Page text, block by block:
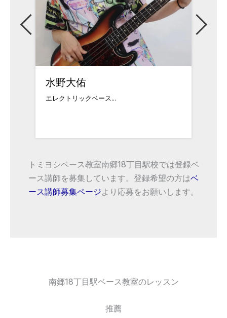
長谷川慧人
洗足学園音楽大学出身...
トミヨシベース教室南郷18丁目駅校では登録ベ
ース講師を募集しています。登録希望の方はベ
ース講師募集ページより応募をお願いします。
南郷18丁目駅ベース教室のレッスン
推薦